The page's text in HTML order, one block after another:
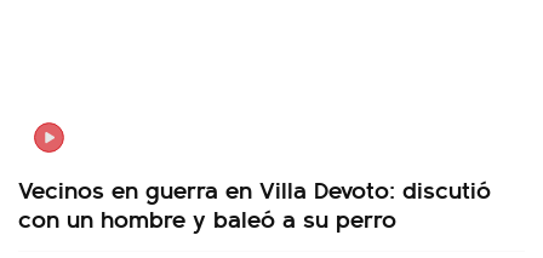
Vecinos en guerra en Villa Devoto: discutió
con un hombre y baleó a su perro